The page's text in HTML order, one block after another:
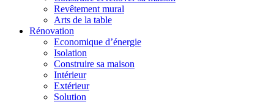
Revêtement mural
Arts de la table
Rénovation
Economique d’énergie
Isolation
Construire sa maison
Intérieur
Extérieur
Solution